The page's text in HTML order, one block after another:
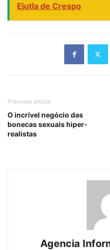
Ejutla de Crespo
Previous article
O incrível negócio das
bonecas sexuais hiper-
realistas
Agencia